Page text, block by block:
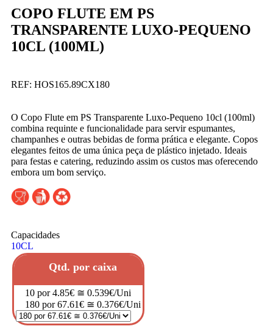
COPO FLUTE EM PS
TRANSPARENTE LUXO-PEQUENO
10CL (100ML)
REF: HOS165.89CX180
O Copo Flute em PS Transparente Luxo-Pequeno 10cl (100ml)
combina requinte e funcionalidade para servir espumantes,
champanhes e outras bebidas de forma prática e elegante. Copos
elegantes feitos de uma única peça de plástico injetado. Ideais
para festas e catering, reduzindo assim os custos mas oferecendo
embora um bom serviço.
Capacidades
10CL
Qtd. por caixa
10 por 4.85€ ≅ 0.539€/Uni
180 por 67.61€ ≅ 0.376€/Uni